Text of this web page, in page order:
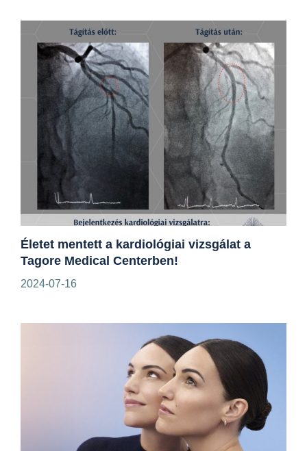
Életet mentett a kardiológiai vizsgálat a
Tagore Medical Centerben!
2024-07-16